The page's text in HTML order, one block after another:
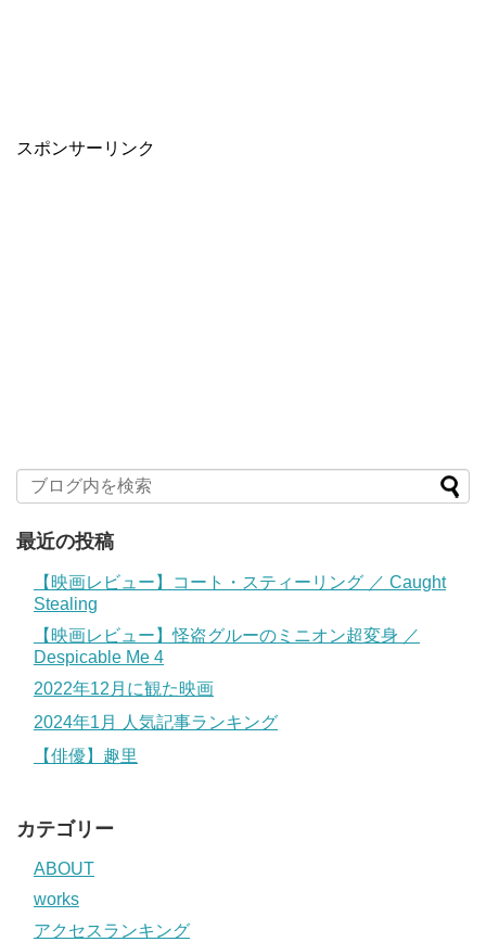
スポンサーリンク
最近の投稿
【映画レビュー】コート・スティーリング ／ Caught
Stealing
【映画レビュー】怪盗グルーのミニオン超変身 ／
Despicable Me 4
2022年12月に観た映画
2024年1月 人気記事ランキング
【俳優】趣里
カテゴリー
ABOUT
works
アクセスランキング